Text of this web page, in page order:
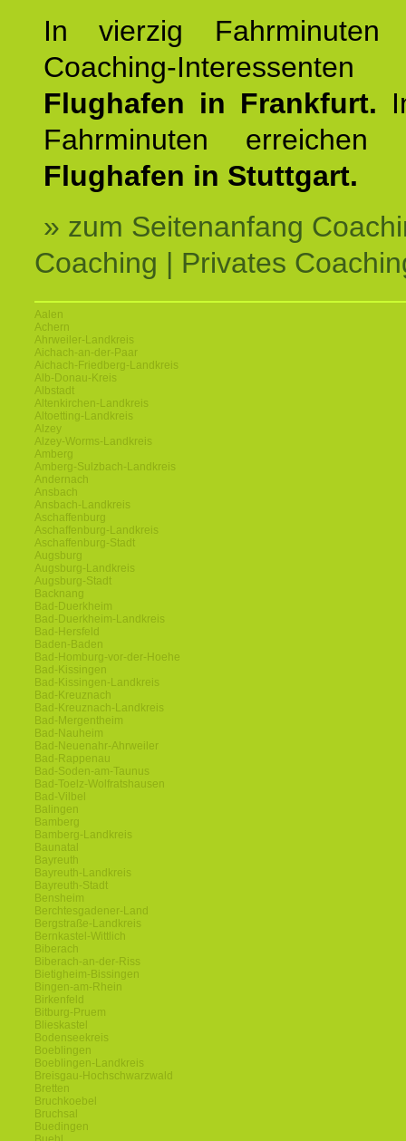
In vierzig Fahrminuten
Coaching-
Flughafen in Frankfurt.
Fahrminuten
Flughafen in Stuttgart.
» zum Seitenanfang
Coaching | Privates
Aalen
Achern
Ahrweiler-Landkreis
Aichach-an-der-Paar
Aichach-Friedberg-Landkreis
Alb-Donau-Kreis
Albstadt
Altenkirchen-Landkreis
Altoetting-Landkreis
Alzey
Alzey-Worms-Landkreis
Amberg
Amberg-Sulzbach-Landkreis
Andernach
Ansbach
Ansbach-Landkreis
Aschaffenburg
Aschaffenburg-Landkreis
Aschaffenburg-Stadt
Augsburg
Augsburg-Landkreis
Augsburg-Stadt
Backnang
Bad-Duerkheim
Bad-Duerkheim-Landkreis
Bad-Hersfeld
Baden-Baden
Bad-Homburg-vor-der-Hoehe
Bad-Kissingen
Bad-Kissingen-Landkreis
Bad-Kreuznach
Bad-Kreuznach-Landkreis
Bad-Mergentheim
Bad-Nauheim
Bad-Neuenahr-Ahrweiler
Bad-Rappenau
Bad-Soden-am-Taunus
Bad-Toelz-Wolfratshausen
Bad-Vilbel
Balingen
Bamberg
Bamberg-Landkreis
Baunatal
Bayreuth
Bayreuth-Landkreis
Bayreuth-Stadt
Bensheim
Berchtesgadener-Land
Bergstraße-Landkreis
Bernkastel-Wittlich
Biberach
Biberach-an-der-Riss
Bietigheim-Bissingen
Bingen-am-Rhein
Birkenfeld
Bitburg-Pruem
Blieskastel
Bodenseekreis
Boeblingen
Boeblingen-Landkreis
Breisgau-Hochschwarzwald
Bretten
Bruchkoebel
Bruchsal
Buedingen